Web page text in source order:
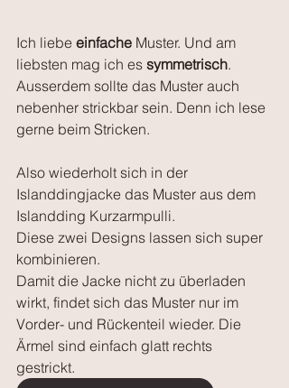
Ich liebe einfache Muster. Und am
liebsten mag ich es symmetrisch.
Ausserdem sollte das Muster auch
nebenher strickbar sein. Denn ich lese
gerne beim Stricken.
Also wiederholt sich in der
Islanddingjacke das Muster aus dem
Islandding Kurzarmpulli.
Diese zwei Designs lassen sich super
kombinieren.
Damit die Jacke nicht zu überladen
wirkt, findet sich das Muster nur im
Vorder- und Rückenteil wieder. Die
Ärmel sind einfach glatt rechts
gestrickt.